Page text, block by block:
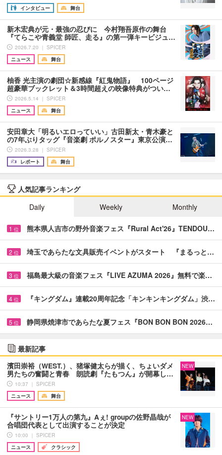
インタビュー
舞台
新木宏典が元・最強の忍びに 今村翔吾原作の舞台
『てらこや青義堂 師匠、走る』の第一弾キービジュ…
2026.7.20 ｜ SPICER
ニュース
舞台
柚香 光主演の劇団☆新感線『紅鬼物語』 100ページ
超豪華ブックレット＆3時間超えの映像特典がつい…
2026.5.14 ｜ SPICER
ニュース
舞台
安田章大「明るいエロっていい」古田新太・青木豪と
の7年ぶりタッグ『音楽劇 ポルノスター』東京公演…
2026.3.28 ｜ SPICER
レポート
舞台
人気記事ランキング
Daily
Weekly Monthly
1 位 熊本県人吉市の野外音楽フェス『Rural Act'26』TENDOU…
2 位 埼玉であらたな文具販売イベントがスタート 『まるっと…
3 位 福島最大級の音楽フェス『LIVE AZUMA 2026』無料で楽…
4 位 『キングダム』連載20周年記念「キンキンキングダム」渋…
5 位 静岡県焼津市であらたな夏フェス『BON BON BON 2026…
最新記事
濱田崇裕（WEST.）、猪塚健太らが描く、ちょいダメ
男たちの奮闘と青春 朗読劇『たもつん』が開幕し…
10:37 ｜ SPICER
ニュース
舞台
NEW
『サントリー1万人の第九』Aぇ! groupの佐野晶哉が
合唱団代表として出演することが決定
10:00 ｜ SPICER
ニュース
クラシック
NEW